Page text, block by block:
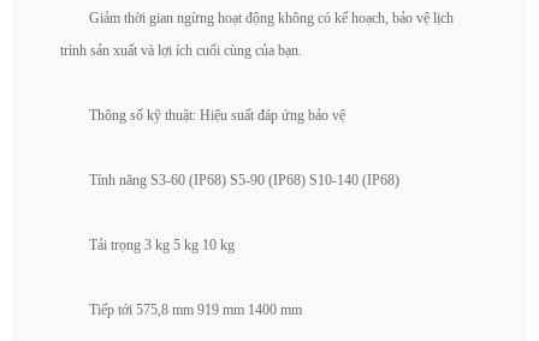
Giảm thời gian ngừng hoạt động không có kế hoạch, bảo vệ lịch
trình sản xuất và lợi ích cuối cùng của bạn.
Thông số kỹ thuật: Hiệu suất đáp ứng bảo vệ
Tính năng S3-60 (IP68) S5-90 (IP68) S10-140 (IP68)
Tải trọng 3 kg 5 kg 10 kg
Tiếp tới 575,8 mm 919 mm 1400 mm